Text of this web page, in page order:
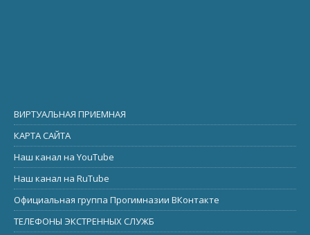
ВИРТУАЛЬНАЯ ПРИЕМНАЯ
КАРТА САЙТА
Наш канал на YouTube
Наш канал на RuTube
Официальная группа Прогимназии ВКонтакте
ТЕЛЕФОНЫ ЭКСТРЕННЫХ СЛУЖБ